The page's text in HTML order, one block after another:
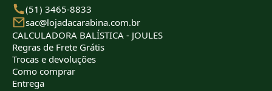
(51) 3465-8833
sac@lojadacarabina.com.br
CALCULADORA BALÍSTICA - JOULES
Regras de Frete Grátis
Trocas e devoluções
Como comprar
Entrega